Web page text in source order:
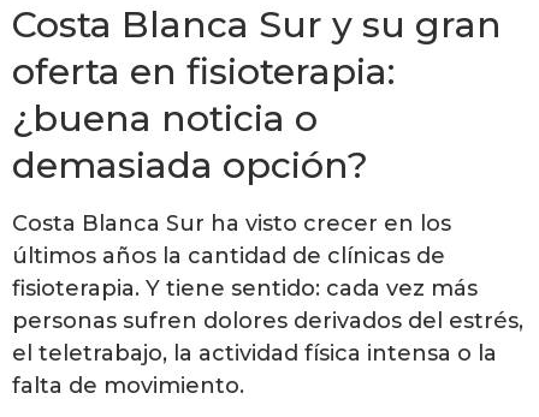
Costa Blanca Sur y su gran
oferta en fisioterapia:
¿buena noticia o
demasiada opción?
Costa Blanca Sur ha visto crecer en los
últimos años la cantidad de clínicas de
fisioterapia. Y tiene sentido: cada vez más
personas sufren dolores derivados del estrés,
el teletrabajo, la actividad física intensa o la
falta de movimiento.